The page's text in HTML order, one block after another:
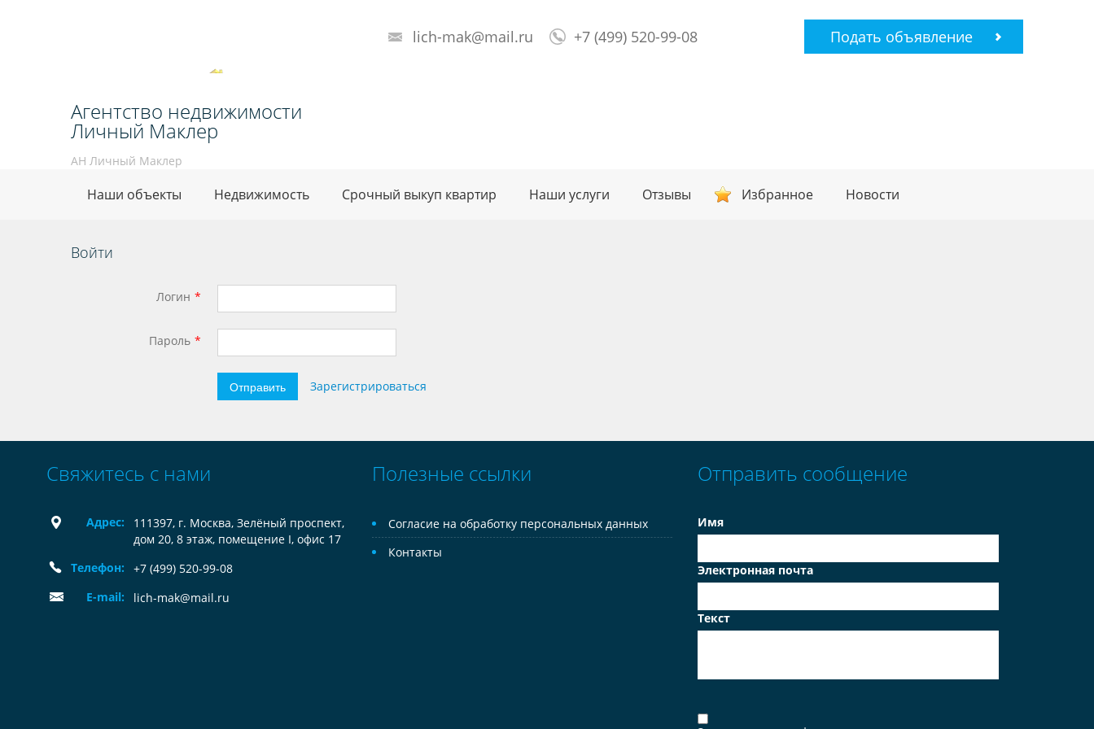
Агентство недвижимости
Личный Маклер
АН Личный Маклер
lich-mak@mail.ru +7 (499) 520-99-08 Подать объявление
Наши объекты Недвижимость Срочный выкуп квартир Наши услуги Отзывы Избранное Новости
Войти
Логин
Пароль
Отправить Зарегистрироваться
Свяжитесь с нами
Адрес:
111397, г. Москва, Зелёный проспект,
дом 20, 8 этаж, помещение I, офис 17
Телефон:
+7 (499) 520-99-08
E-mail:
lich-mak@mail.ru
Полезные ссылки
Согласие на обработку персональных данных
Контакты
Отправить сообщение
Имя
Электронная почта
Текст